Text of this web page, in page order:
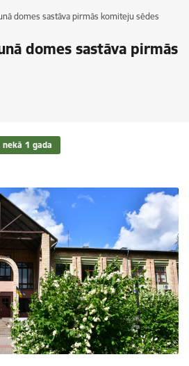
domes sastāva pirmās komiteju sēdes
domes sastāva pirmās
1 gada